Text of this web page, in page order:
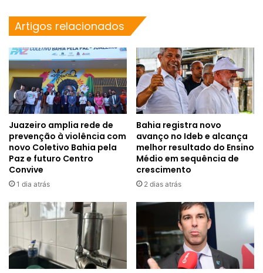
Artigos relacionados
Juazeiro amplia rede de
prevenção à violência com
novo Coletivo Bahia pela
Paz e futuro Centro
Convive
1 dia atrás
Bahia registra novo
avanço no Ideb e alcança
melhor resultado do Ensino
Médio em sequência de
crescimento
2 dias atrás